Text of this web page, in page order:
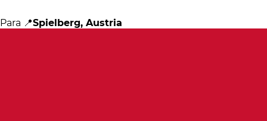
Para 📍Spielberg, Austria